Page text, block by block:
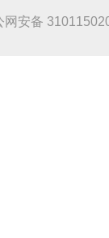
网安备